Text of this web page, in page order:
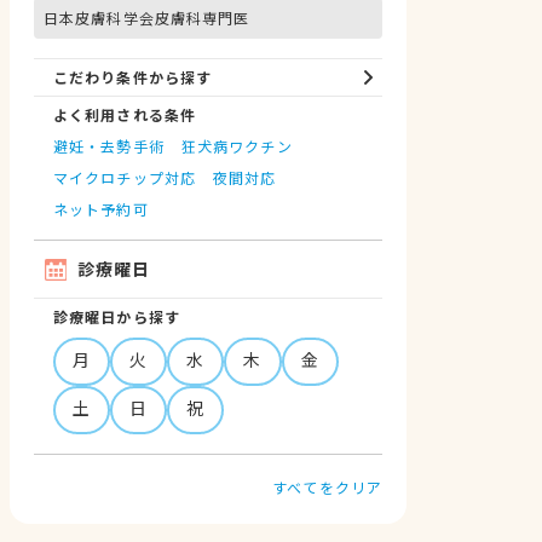
日本皮膚科学会皮膚科専門医
こだわり条件から探す
よく利用される条件
避妊・去勢手術
狂犬病ワクチン
マイクロチップ対応
夜間対応
ネット予約可
診療曜日
診療曜日から探す
月 火 水 木
金
土
日 祝
すべてをクリア